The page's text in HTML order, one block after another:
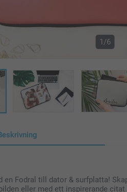
1/6
en Fodral till dator & surfplatta!
eller med ett inspirerande